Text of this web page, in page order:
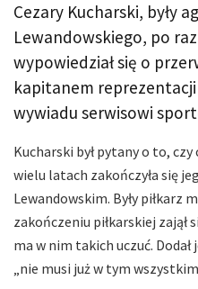
Cezary Kucharski, były
Lewandowskiego, po
wypowiedział się o
kapitanem reprezentacji
wywiadu serwisowi
Kucharski był pytany o to,
wielu latach zakończyła się
Lewandowskim. Były piłkarz
zakończeniu piłkarskiej zajął
ma w nim takich uczuć.
„nie musi już w tym